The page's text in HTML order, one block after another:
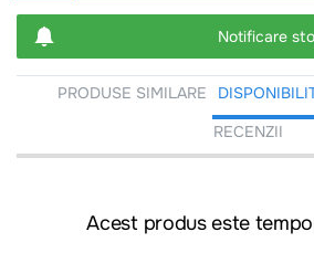
Notificare
PRODUSE SIMILARE
RECENZII
Acest produs este